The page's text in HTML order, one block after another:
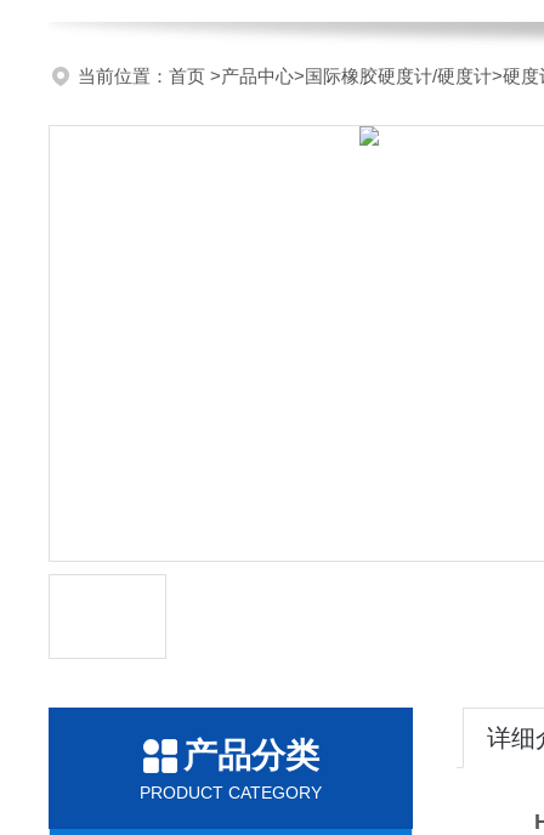
当前位置： 首页 >产品中心>国际橡胶硬度计/硬度计>硬度
产品分类
PRODUCT CATEGORY
详细